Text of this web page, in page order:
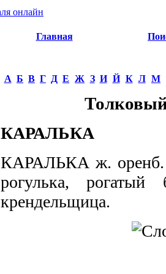
Главная
А Б В Г Д Е Ж З И Й К Л М
КАРАЛЬКА
КАРАЛЬКА ж. оренб.
рогулька, рогатый
крендельщица.